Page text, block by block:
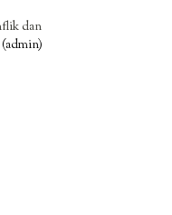
dan
(admin)